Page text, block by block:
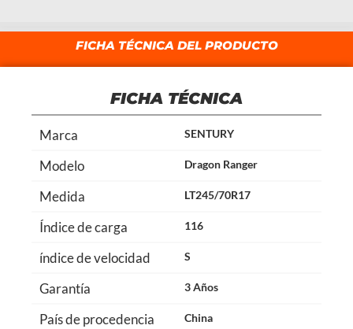
FICHA TÉCNICA DEL PRODUCTO
FICHA TÉCNICA
Marca SENTURY
Modelo Dragon Ranger
Medida LT245/70R17
Índice de carga 116
índice de velocidad S
Garantía 3 Años
País de procedencia China